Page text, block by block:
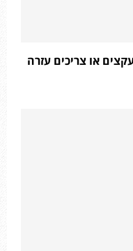
או צריכים עזרה